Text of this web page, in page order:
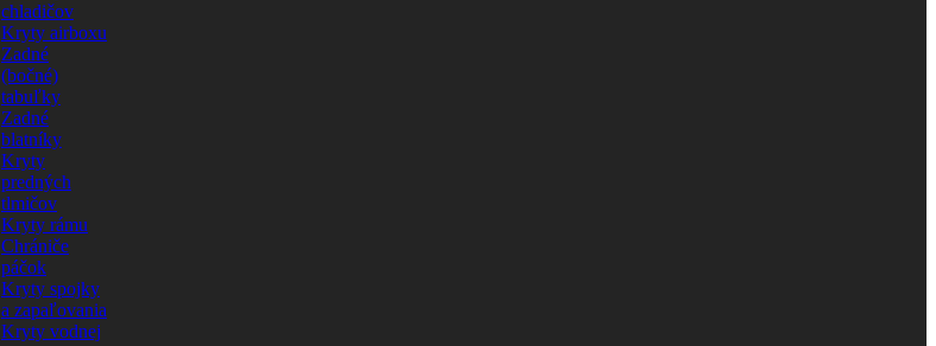
chladičov
Kryty airboxu
Zadné
(bočné)
tabuľky
Zadné
blatníky
Kryty
predných
tlmičov
Kryty rámu
Chrániče
páčok
Kryty spojky
a zapaľovania
Kryty vodnej